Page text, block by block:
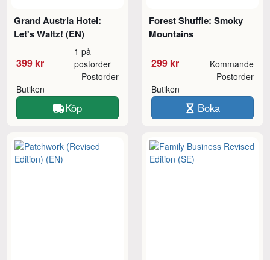
Grand Austria Hotel:
Let's Waltz! (EN)
399 kr
1 på
postorder
Butiken
Postorder
Köp
Forest Shuffle: Smoky
Mountains
299 kr Kommande
Butiken
Postorder
Boka